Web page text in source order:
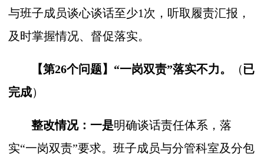
与班子成员谈心谈话至少1次，听取履责汇报，
及时掌握情况、督促落实。
【第26个问题】 “一岗双责”落实不力。 （已
完成）
整改情况：一是明确谈话责任体系，落
实“一岗双责”要求。班子成员与分管科室及分包